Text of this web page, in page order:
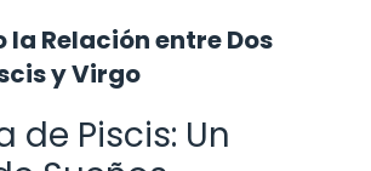
la Relación entre Dos
y Virgo
de Piscis: Un